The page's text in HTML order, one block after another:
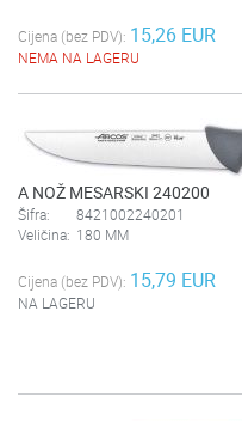
Cijena (bez PDV): 15,26 EUR
NEMA NA LAGERU
A NOŽ MESARSKI 240200
Šifra:
8421002240201
Veličina: 180 MM
Cijena (bez PDV): 15,79 EUR
NA LAGERU